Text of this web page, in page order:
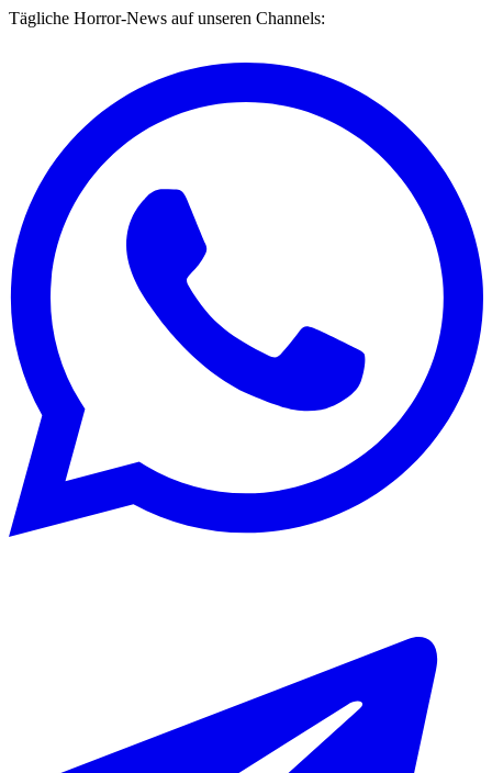
Tägliche Horror-News auf unseren Channels: